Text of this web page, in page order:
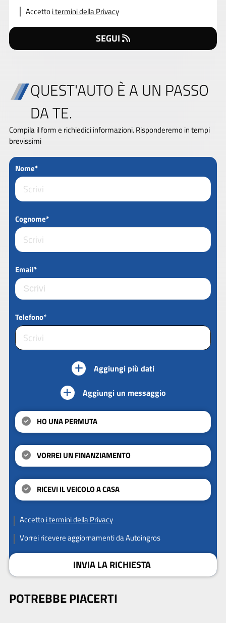
Accettoi termini della Privacy
SEGUI
QUEST'AUTO È A UN PASSO
DA TE.
Compila il form e richiedici informazioni. Risponderemo in tempi
brevissimi
Nome*
Cognome*
Email*
Telefono*
Aggiungi più dati
Aggiungi un messaggio
HO UNA PERMUTA
VORREI UN FINANZIAMENTO
RICEVI IL VEICOLO A CASA
Accettoi termini della Privacy
Vorrei ricevere aggiornamenti da Autoingros
INVIA LA RICHIESTA
POTREBBE PIACERTI